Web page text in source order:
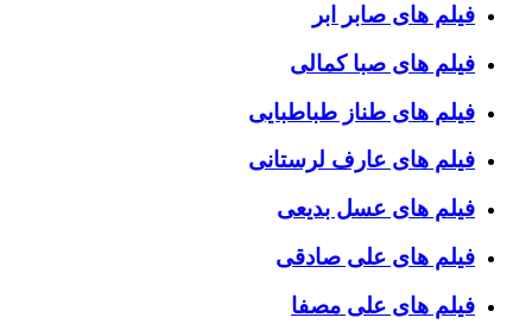
فیلم های صابر ابر
فیلم های صبا کمالی
فیلم های طناز طباطبایی
فیلم های عارف لرستانی
فیلم های عسل بدیعی
فیلم های علی صادقی
فیلم های علی مصفا